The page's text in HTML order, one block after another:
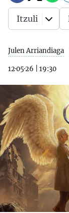
Julen Arriandiaga
12·05·26 19:30
Itzuli